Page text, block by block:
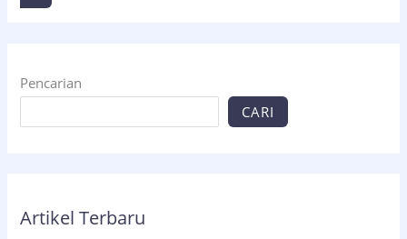
Pencarian
CARI
Artikel Terbaru